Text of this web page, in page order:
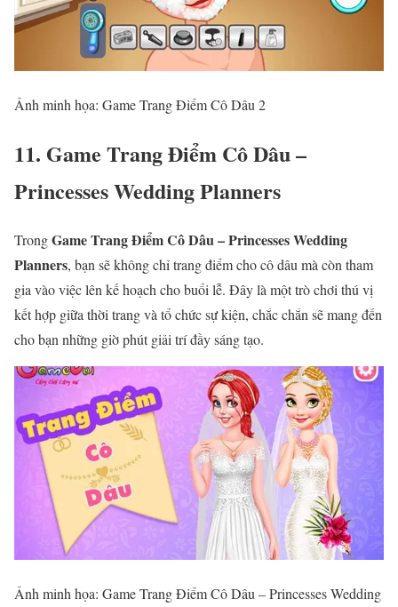
Ảnh minh họa: Game Trang Điểm Cô Dâu 2
11. Game Trang Điểm Cô Dâu –
Princesses Wedding Planners
TrongGame Trang Điểm Cô Dâu – Princesses Wedding
Planners, bạn sẽ không chỉ trang điểm cho cô dâu mà còn tham
gia vào việc lên kế hoạch cho buổi lễ. Đây là một trò chơi thú vị
kết hợp giữa thời trang và tổ chức sự kiện, chắc chắn sẽ mang đến
cho bạn những giờ phút giải trí đầy sáng tạo.
Ảnh minh họa: Game Trang Điểm Cô Dâu – Princesses Wedding